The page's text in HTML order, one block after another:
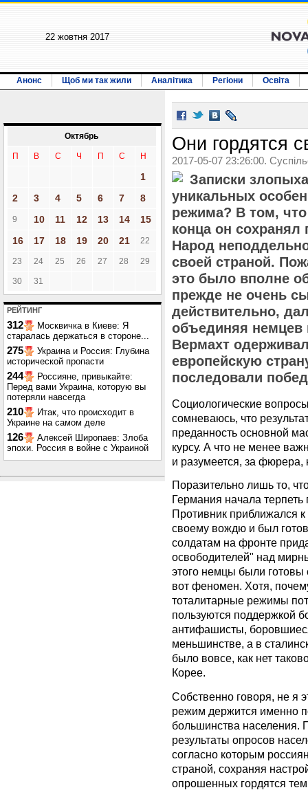
22 жовтня 2017
Анонс Щоб ми так жили Аналітика Регіони Освіта
Октябрь
П В С Ч П С Н
1
2
3 4 5 6 7 8
9 10 11 12 13 14
15
16
17 18 19 20 21 22
23 24 25 26 27 28 29
30 31
РЕЙТИНГ
312
Москвичка в Киеве: Я
старалась держаться в стороне...
275
Украина и Россия: Глубина
исторической пропасти
244
Россияне, привыкайте:
Перед вами Украина, которую вы
потеряли навсегда
210
Итак, что происходит в
Украине на самом деле
126
Алексей Широпаев: Злоба
эпохи. Россия в войне с Украиной
Они гордятся
2017-05-07 23:26:00.
Записки
уникальных
режима? В том, что
конца он сохранял
Народ
своей страной.
это было вполне
прежде не очень
действительно,
объединяя немцев
Вермахт
европейскую
последовали
Социологические
сомневаюсь, что
преданность основной
курсу. А что не менее
и разумеется, за фюрера,
Поразительно лишь то,
Германия начала
Противник приближался
своему вождю и был
солдатам на фронте
освободителей" над
этого немцы были готовы
вот феномен. Хотя,
тоталитарные режимы
пользуются поддержкой
антифашисты,
меньшинстве, а в
было вовсе, как нет
Корее.
Собственно говоря, не я
режим держится именно
большинства населения.
результаты опросов
согласно которым
страной, сохраняя
опрошенных гордятся